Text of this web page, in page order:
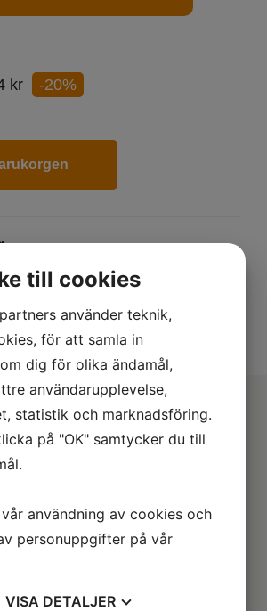
kr -20%
däck för den första
från 50-talet.
till cookies
använder teknik,
för att samla in
dig för olika ändamål,
användarupplevelse,
statistik och marknadsföring.
på "OK" samtycker du till
användning av cookies och
personuppgifter på vår
VISA DETALJER